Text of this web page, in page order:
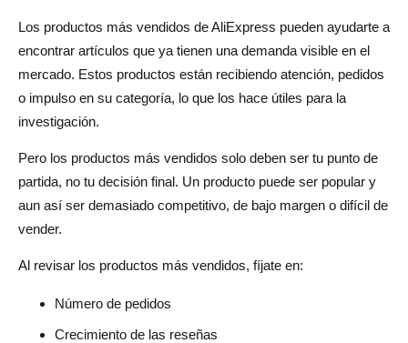
Los productos más vendidos de AliExpress pueden ayudarte a
encontrar artículos que ya tienen una demanda visible en el
mercado. Estos productos están recibiendo atención, pedidos
o impulso en su categoría, lo que los hace útiles para la
investigación.
Pero los productos más vendidos solo deben ser tu punto de
partida, no tu decisión final. Un producto puede ser popular y
aun así ser demasiado competitivo, de bajo margen o difícil de
vender.
Al revisar los productos más vendidos, fíjate en:
Número de pedidos
Crecimiento de las reseñas